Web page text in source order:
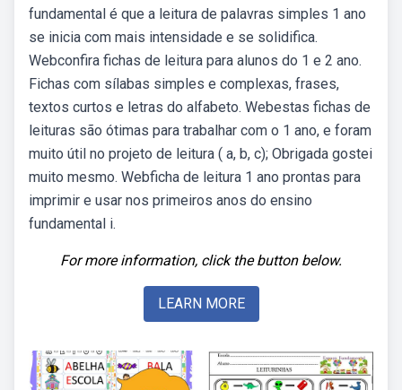
fundamental é que a leitura de palavras simples 1 ano
se inicia com mais intensidade e se solidifica.
Webconfira fichas de leitura para alunos do 1 e 2 ano.
Fichas com sílabas simples e complexas, frases,
textos curtos e letras do alfabeto. Webestas fichas de
leituras são ótimas para trabalhar com o 1 ano, e foram
muito útil no projeto de leitura ( a, b, c); Obrigada gostei
muito mesmo. Webficha de leitura 1 ano prontas para
imprimir e usar nos primeiros anos do ensino
fundamental i.
For more information, click the button below.
LEARN MORE